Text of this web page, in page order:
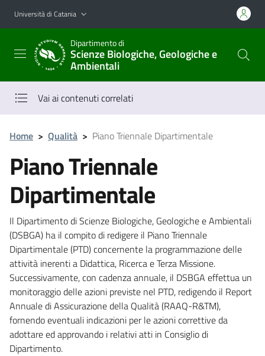
Vai al contenuto principale
Vai al menu di navigazione
Università di Catania
Dipartimento di
Scienze Biologiche, Geologiche e
Ambientali
Vai ai contenuti correlati
Home > Qualità > Piano Triennale Dipartimentale
Piano Triennale
Dipartimentale
Il Dipartimento di Scienze Biologiche, Geologiche e Ambientali
(DSBGA) ha il compito di redigere il Piano Triennale
Dipartimentale (PTD) concernente la programmazione delle
attività inerenti a Didattica, Ricerca e Terza Missione.
Successivamente, con cadenza annuale, il DSBGA effettua un
monitoraggio delle azioni previste nel PTD, redigendo il Report
Annuale di Assicurazione della Qualità (RAAQ-R&TM),
fornendo eventuali indicazioni per le azioni correttive da
adottare ed approvando i relativi atti in Consiglio di
Dipartimento.